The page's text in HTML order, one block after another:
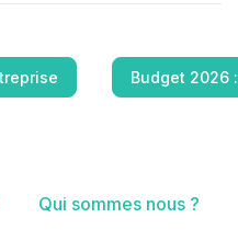
Budget 2026
Qui sommes nous ?